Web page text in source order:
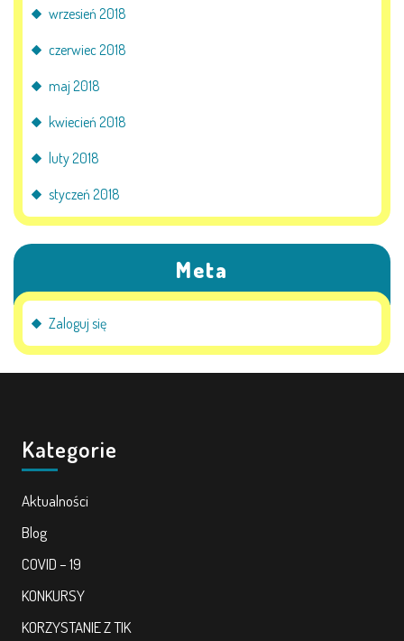
wrzesień 2018
czerwiec 2018
maj 2018
kwiecień 2018
luty 2018
styczeń 2018
Meta
Zaloguj się
Kategorie
Aktualności
Blog
COVID – 19
KONKURSY
KORZYSTANIE Z TIK